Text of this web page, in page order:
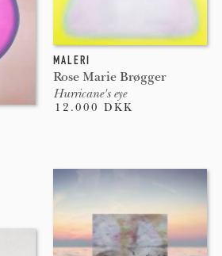
MALERI
Rose Marie Brøgger
Hurricane's eye
12.000 DKK